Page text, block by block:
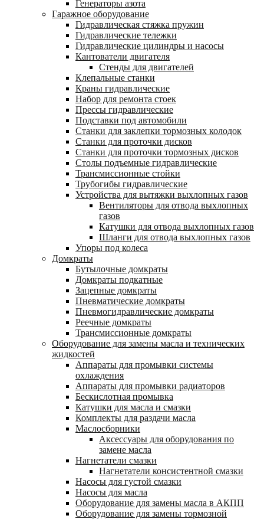
Генераторы азота
Гаражное оборудование
Гидравлическая стяжка пружин
Гидравлические тележки
Гидравлические цилиндры и насосы
Кантователи двигателя
Стенды для двигателей
Клепальные станки
Краны гидравлические
Набор для ремонта стоек
Прессы гидравлические
Подставки под автомобили
Станки для заклепки тормозных колодок
Станки для проточки дисков
Станки для проточки тормозных дисков
Столы подъемные гидравлические
Трансмиссионные стойки
Трубогибы гидравлические
Устройства для вытяжки выхлопных газов
Вентиляторы для отвода выхлопных
газов
Катушки для отвода выхлопных газов
Шланги для отвода выхлопных газов
Упоры под колеса
Домкраты
Бутылочные домкраты
Домкраты подкатные
Зацепные домкраты
Пневматические домкраты
Пневмогидравлические домкраты
Реечные домкраты
Трансмиссионные домкраты
Оборудование для замены масла и технических
жидкостей
Аппараты для промывки системы
охлаждения
Аппараты для промывки радиаторов
Бескислотная промывка
Катушки для масла и смазки
Комплекты для раздачи масла
Маслосборники
Аксессуары для оборудования по
замене масла
Нагнетатели смазки
Нагнетатели консистентной смазки
Насосы для густой смазки
Насосы для масла
Оборудование для замены масла в АКПП
Оборудование для замены тормозной